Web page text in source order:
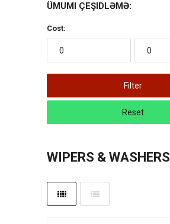
ÜMUMI ÇEŞIDLƏMƏ:
Cost:
Filter
Reset
WIPERS & WASHERS